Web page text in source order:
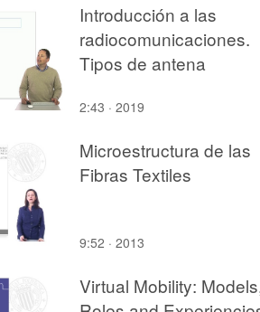
Introducción a las
radiocomunicaciones.
Tipos de antena
2:43 · 2019
Microestructura de las
Fibras Textiles
9:52 · 2013
Virtual Mobility: